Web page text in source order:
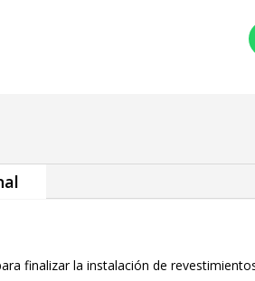
finalizar la instalación de